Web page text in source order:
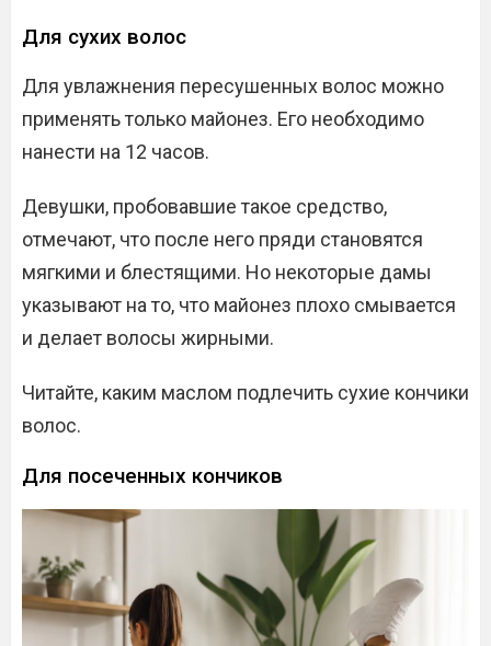
Для сухих волос
Для увлажнения пересушенных волос можно
применять только майонез. Его необходимо
нанести на 12 часов.
Девушки, пробовавшие такое средство,
отмечают, что после него пряди становятся
мягкими и блестящими. Но некоторые дамы
указывают на то, что майонез плохо смывается
и делает волосы жирными.
Читайте, каким маслом подлечить сухие кончики
волос.
Для посеченных кончиков